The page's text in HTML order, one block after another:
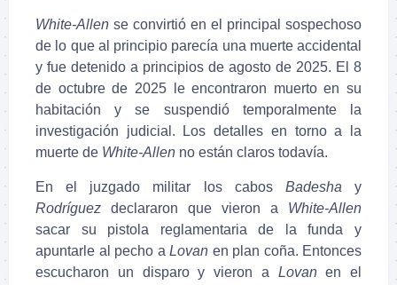
White-Allen se convirtió en el principal sospechoso
de lo que al principio parecía una muerte accidental
y fue detenido a principios de agosto de 2025. El 8
de octubre de 2025 le encontraron muerto en su
habitación y se suspendió temporalmente la
investigación judicial. Los detalles en torno a la
muerte de White-Allen no están claros todavía.
En el juzgado militar los cabos Badesha y
Rodríguez declararon que vieron a White-Allen
sacar su pistola reglamentaria de la funda y
apuntarle al pecho a Lovan en plan coña. Entonces
escucharon un disparo y vieron a Lovanen el